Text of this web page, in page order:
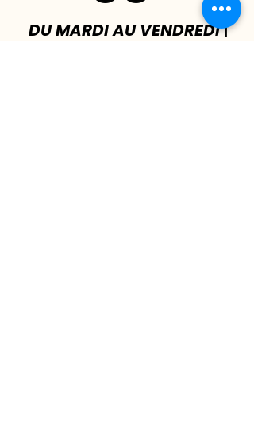
DU MARDI AU VENDREDI|